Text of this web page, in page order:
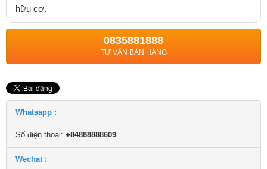
hữu cơ.
0835881888
TƯ VẤN BÁN HÀNG
Whatsapp :
Số điện thoại: +84888888609
Wechat :